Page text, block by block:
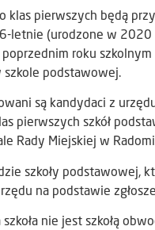
klas pierwszych będą
letnie (urodzone w 2020
roku
szkole podstawowej.
są kandydaci z
pierwszych szkół
Rady Miejskiej w
szkoły podstawowej,
na podstawie
nie jest szkołą